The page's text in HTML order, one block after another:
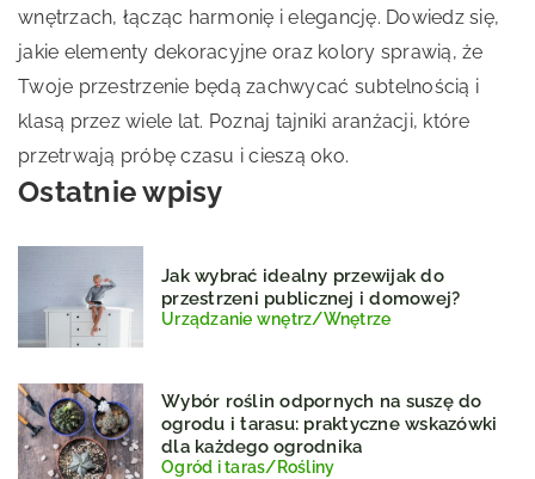
wnętrzach, łącząc harmonię i elegancję. Dowiedz się,
jakie elementy dekoracyjne oraz kolory sprawią, że
Twoje przestrzenie będą zachwycać subtelnością i
klasą przez wiele lat. Poznaj tajniki aranżacji, które
przetrwają próbę czasu i cieszą oko.
Ostatnie wpisy
Jak wybrać idealny przewijak do
przestrzeni publicznej i domowej?
Urządzanie wnętrz/Wnętrze
Wybór roślin odpornych na suszę do
ogrodu i tarasu: praktyczne wskazówki
dla każdego ogrodnika
Ogród i taras/Rośliny